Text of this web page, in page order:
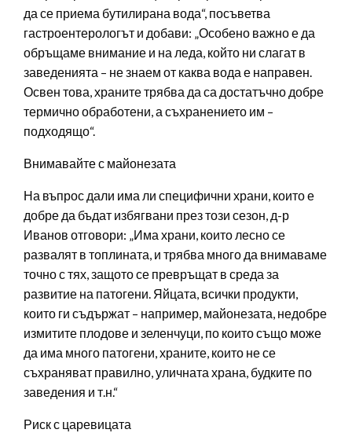
да се приема бутилирана вода“, посъветва
гастроентерологът и добави: „Особено важно е да
обръщаме внимание и на леда, който ни слагат в
заведенията – не знаем от каква вода е направен.
Освен това, храните трябва да са достатъчно добре
термично обработени, а съхранението им –
подходящо“.
Внимавайте с майонезата
На въпрос дали има ли специфични храни, които е
добре да бъдат избягвани през този сезон, д-р
Иванов отговори: „Има храни, които лесно се
развалят в топлината, и трябва много да внимаваме
точно с тях, защото се превръщат в среда за
развитие на патогени. Яйцата, всички продукти,
които ги съдържат – например, майонезата, недобре
измитите плодове и зеленчуци, по които също може
да има много патогени, храните, които не се
съхраняват правилно, уличната храна, будките по
заведения и т.н.“
Риск с царевицата